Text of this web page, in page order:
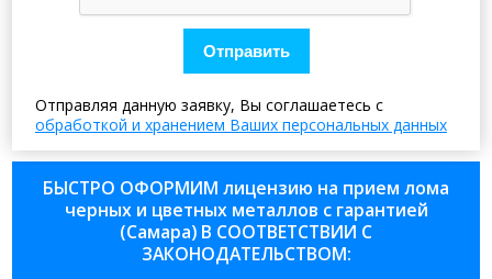
Отправить
Отправляя данную заявку, Вы соглашаетесь с
обработкой и хранением Ваших персональных данных
БЫСТРО ОФОРМИМ лицензию на прием лома
черных и цветных металлов с гарантией
(Самара) В СООТВЕТСТВИИ С
ЗАКОНОДАТЕЛЬСТВОМ: